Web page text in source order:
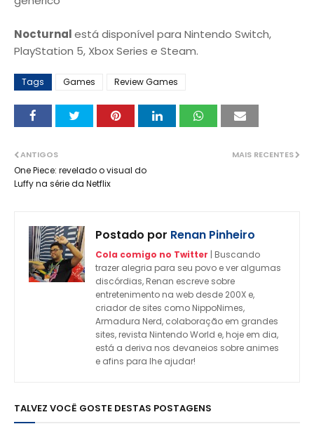
Nocturnalestá disponível para Nintendo Switch,
PlayStation 5, Xbox Series e Steam.
Tags Games Review Games
MAIS RECENTES
ANTIGOS
One Piece: revelado o visual do
Luffy na série da Netflix
Postado por Renan Pinheiro
Cola comigo no Twitter | Buscando
trazer alegria para seu povo e ver algumas
discórdias, Renan escreve sobre
entretenimento na web desde 200X e,
criador de sites como NippoNimes,
Armadura Nerd, colaboração em grandes
sites, revista Nintendo World e, hoje em dia,
está a deriva nos devaneios sobre animes
e afins para lhe ajudar!
TALVEZ VOCÊ GOSTE DESTAS POSTAGENS